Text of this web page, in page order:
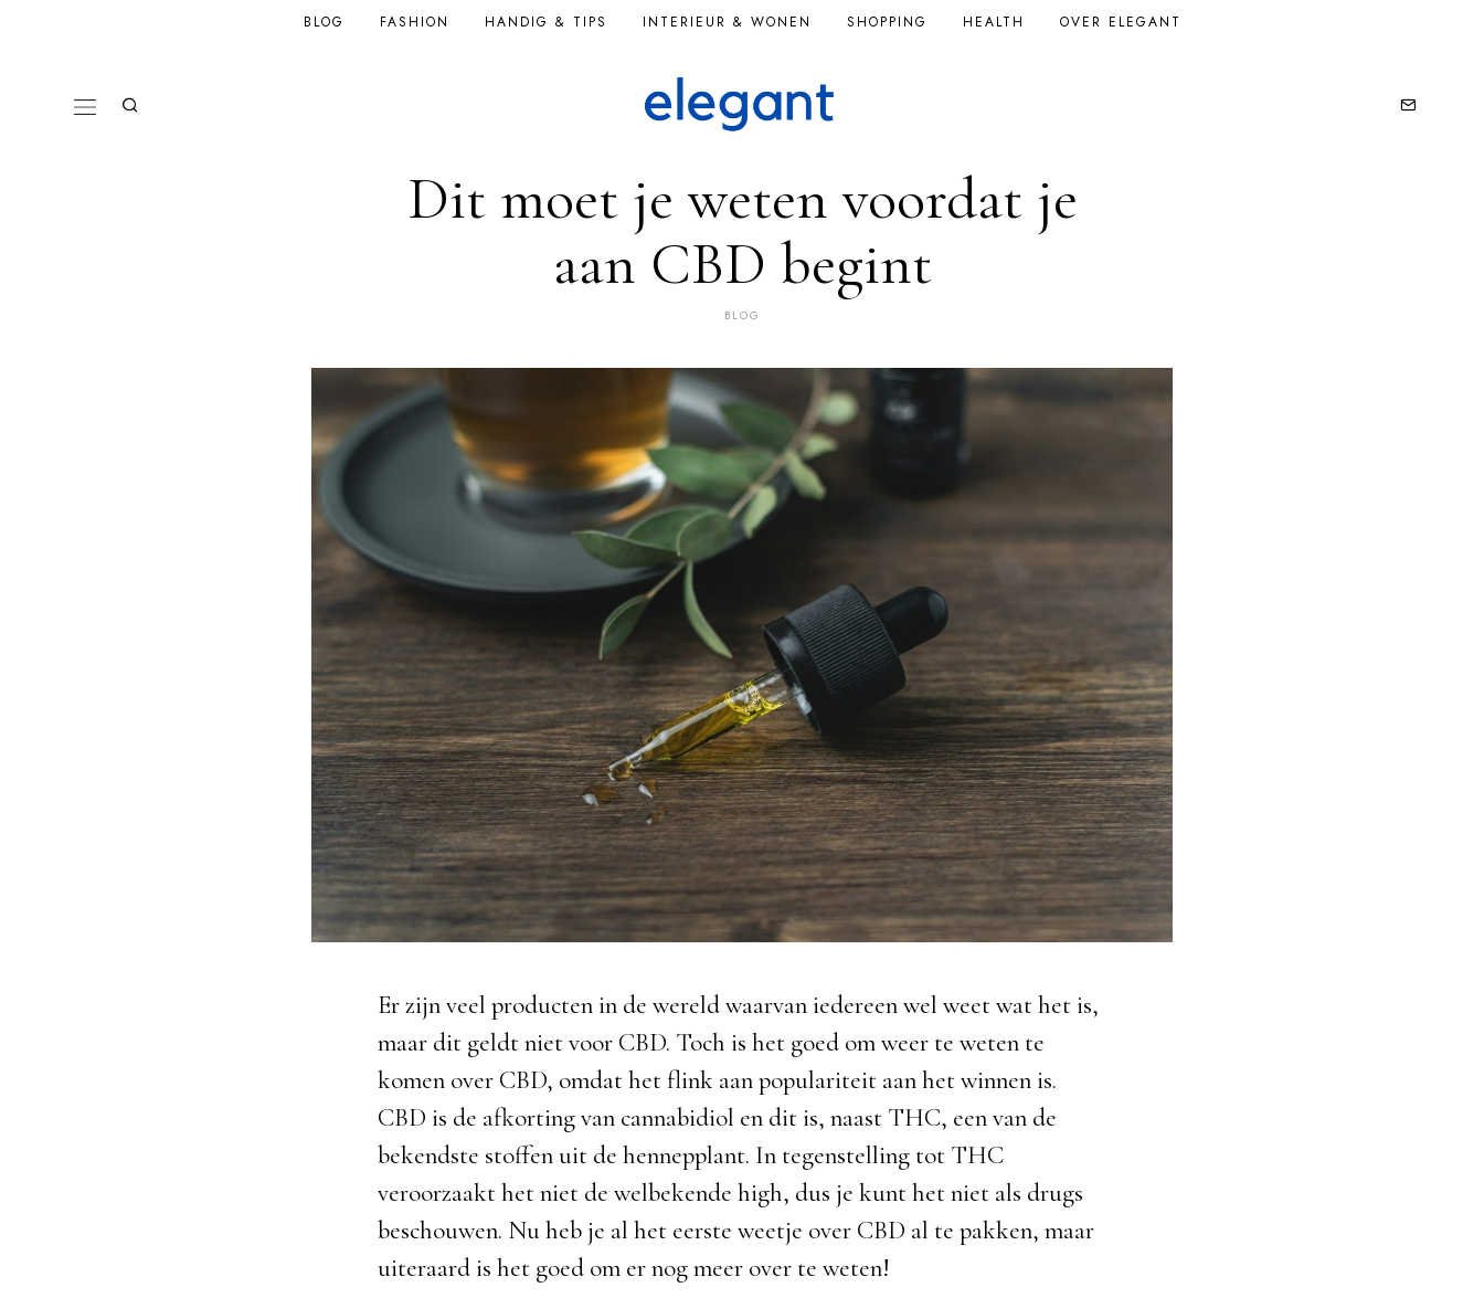
BLOG FASHION HANDIG & TIPS INTERIEUR & WONEN SHOPPING HEALTH OVER ELEGANT
Dit moet je weten voordat je
aan CBD begint
BLOG
Er zijn veel producten in de wereld waarvan iedereen wel weet wat het is,
maar dit geldt niet voor CBD. Toch is het goed om weer te weten te
komen over CBD, omdat het flink aan populariteit aan het winnen is.
CBD is de afkorting van cannabidiol en dit is, naast THC, een van de
bekendste stoffen uit de hennepplant. In tegenstelling tot THC
veroorzaakt het niet de welbekende high, dus je kunt het niet als drugs
beschouwen. Nu heb je al het eerste weetje over CBD al te pakken, maar
uiteraard is het goed om er nog meer over te weten!